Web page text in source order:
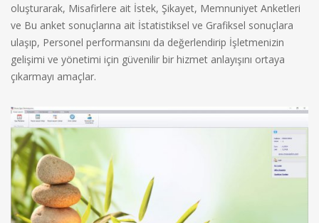
oluşturarak, Misafirlere ait İstek, Şikayet, Memnuniyet Anketleri
ve Bu anket sonuçlarına ait İstatistiksel ve Grafiksel sonuçlara
ulaşıp, Personel performansını da değerlendirip İşletmenizin
gelişimi ve yönetimi için güvenilir bir hizmet anlayışını ortaya
çıkarmayı amaçlar.